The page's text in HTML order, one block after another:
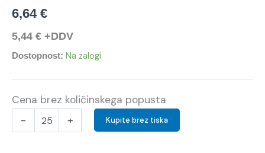
6,64 €
5,44 € +DDV
Dostopnost: Na zalogi
Cena brez količinskega popusta
- + Kupite brez tiska